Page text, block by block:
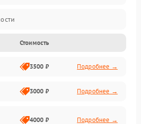
Стоимость
3500 ₽ Подробнее →
3000 ₽ Подробнее →
4000 ₽ Подробнее →